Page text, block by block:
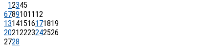
12345
67891011 12
13141516171819
20212223242526
2728